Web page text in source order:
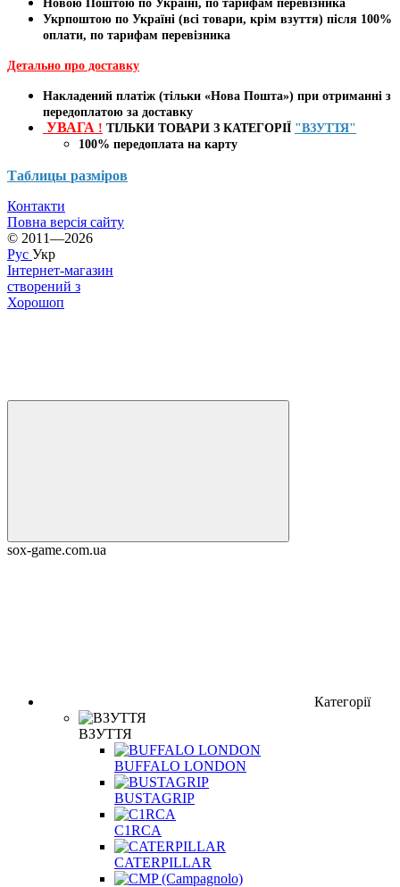
Новою Поштою по Україні, по тарифам перевізника
Укрпоштою по Україні (всі товари, крім взуття) після 100%
оплати, по тарифам перевізника
Детально про доставку
Накладений платіж (тільки «Нова Пошта») при отриманні з
передоплатою за доставку
УВАГА ! ТІЛЬКИ ТОВАРИ З КАТЕГОРІЇ "ВЗУТТЯ"
100% передоплата на карту
Таблицы разміров
Контакти
Повна версія сайту
© 2011—2026
Рус Укр
Інтернет-магазин
створений з
Хорошоп
sox-game.com.ua
Категорії
ВЗУТТЯ
BUFFALO LONDON
BUSTAGRIP
C1RCA
CATERPILLAR